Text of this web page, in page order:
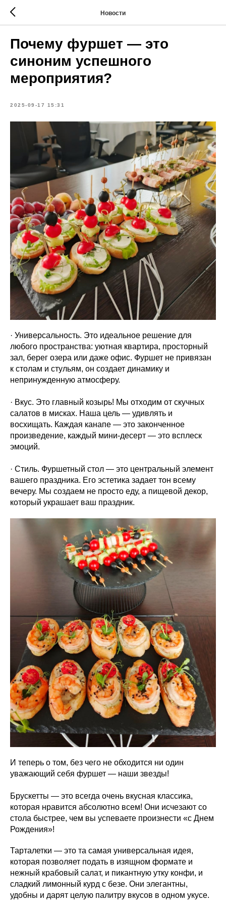
Новости
Почему фуршет — это
синоним успешного
мероприятия?
2025-09-17 15:31
· Универсальность. Это идеальное решение для
любого пространства: уютная квартира, просторный
зал, берег озера или даже офис. Фуршет не привязан
к столам и стульям, он создает динамику и
непринужденную атмосферу.
· Вкус. Это главный козырь! Мы отходим от скучных
салатов в мисках. Наша цель — удивлять и
восхищать. Каждая канапе — это законченное
произведение, каждый мини-десерт — это всплеск
эмоций.
· Стиль. Фуршетный стол — это центральный элемент
вашего праздника. Его эстетика задает тон всему
вечеру. Мы создаем не просто еду, а пищевой декор,
который украшает ваш праздник.
И теперь о том, без чего не обходится ни один
уважающий себя фуршет — наши звезды!
Брускетты — это всегда очень вкусная классика,
которая нравится абсолютно всем! Они исчезают со
стола быстрее, чем вы успеваете произнести «с Днем
Рождения»!
Тарталетки — это та самая универсальная идея,
которая позволяет подать в изящном формате и
нежный крабовый салат, и пикантную утку конфи, и
сладкий лимонный курд с безе. Они элегантны,
удобны и дарят целую палитру вкусов в одном укусе.